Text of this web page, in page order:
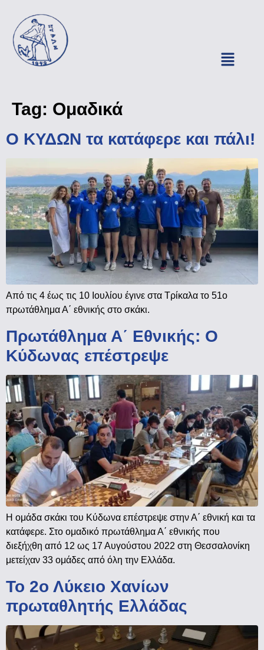
Tag: Ομαδικά
Ο ΚΥΔΩΝ τα κατάφερε και πάλι!
Από τις 4 έως τις 10 Ιουλίου έγινε στα Τρίκαλα το 51ο
πρωτάθλημα Α΄ εθνικής στο σκάκι.
Πρωτάθλημα Α΄ Εθνικής: Ο
Κύδωνας επέστρεψε
Η ομάδα σκάκι του Κύδωνα επέστρεψε στην Α΄ εθνική και τα
κατάφερε. Στο ομαδικό πρωτάθλημα Α΄ εθνικής που
διεξήχθη από 12 ως 17 Αυγούστου 2022 στη Θεσσαλονίκη
μετείχαν 33 ομάδες από όλη την Ελλάδα.
Το 2ο Λύκειο Χανίων
πρωταθλητής Ελλάδας